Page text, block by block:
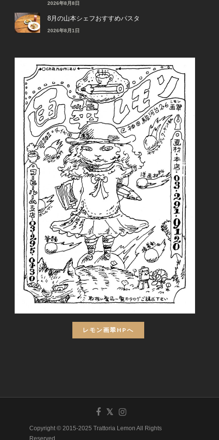
2026年8月8日
8月の山本シェフおすすめパスタ
2026年8月1日
レモン画翠HPへ
Copyright © 2015-2025 Trattoria Lemon All Rights